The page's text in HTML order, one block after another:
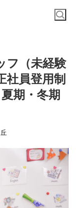
フ（未経験
社員登用制
期・冬期